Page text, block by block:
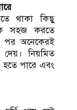
থাকা কিছু
সহজ করতে
পর অনেকেরই
দেয়। নিয়মিত
পারে এবং